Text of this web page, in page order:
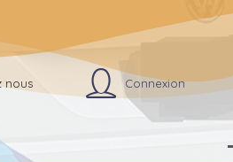
nous Connexion